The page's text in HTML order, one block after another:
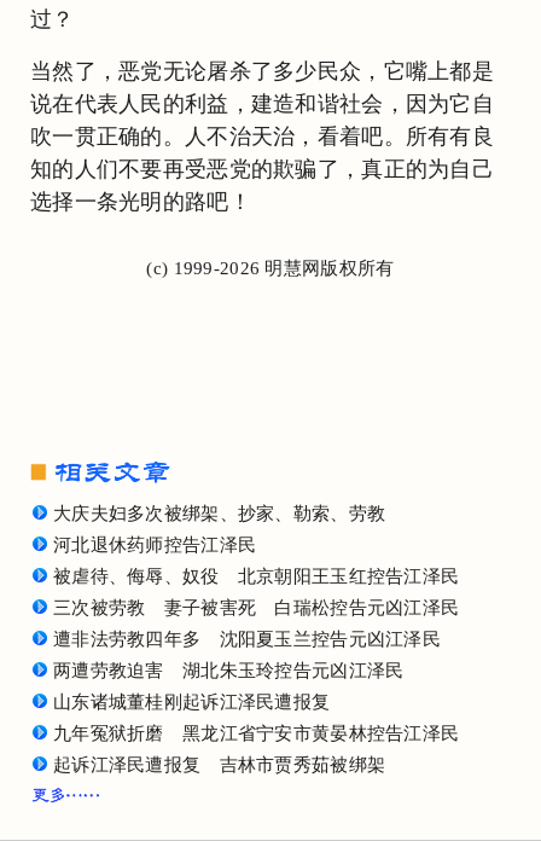
过？
当然了，恶党无论屠杀了多少民众，它嘴上都是
说在代表人民的利益，建造和谐社会，因为它自
吹一贯正确的。人不治天治，看着吧。所有有良
知的人们不要再受恶党的欺骗了，真正的为自己
选择一条光明的路吧！
(c) 1999-2026 明慧网版权所有
大庆夫妇多次被绑架、抄家、勒索、劳教
河北退休药师控告江泽民
被虐待、侮辱、奴役 北京朝阳王玉红控告江泽民
三次被劳教 妻子被害死 白瑞松控告元凶江泽民
遭非法劳教四年多 沈阳夏玉兰控告元凶江泽民
两遭劳教迫害 湖北朱玉玲控告元凶江泽民
山东诸城董桂刚起诉江泽民遭报复
九年冤狱折磨 黑龙江省宁安市黄晏林控告江泽民
起诉江泽民遭报复 吉林市贾秀茹被绑架